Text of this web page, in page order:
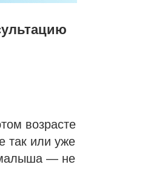
возрасте
так или уже
малыша — не